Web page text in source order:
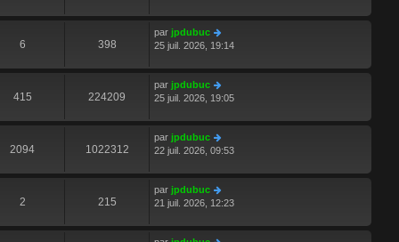
6 398
par jpdubuc
25 juil. 2026, 19:14
415 224209
par jpdubuc
25 juil. 2026, 19:05
2094 1022312
par jpdubuc
22 juil. 2026, 09:53
2 215
par jpdubuc
21 juil. 2026, 12:23